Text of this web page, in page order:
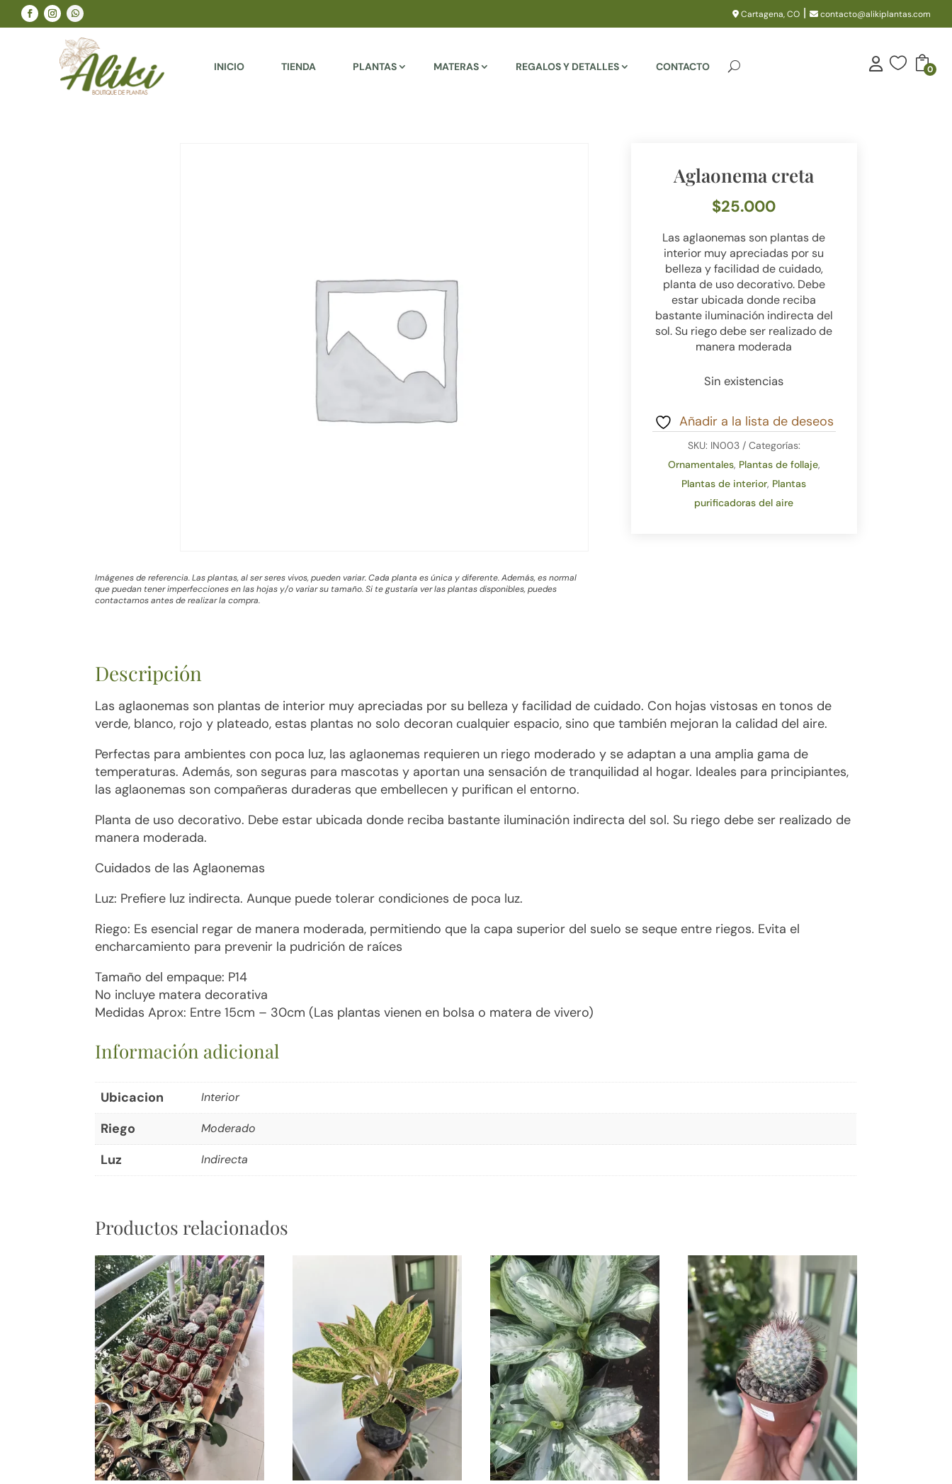
Cartagena, CO | contacto@alikiplantas.com
INICIO TIENDA PLANTAS MATERAS REGALOS Y DETALLES CONTACTO 0

Imágenes de referencia. Las plantas, al ser seres vivos, pueden variar. Cada planta es única y diferente. Además, es normal
que puedan tener imperfecciones en las hojas y/o variar su tamaño. Si te gustaría ver las plantas disponibles, puedes
contactarnos antes de realizar la compra.
Aglaonema creta
$25.000
Las aglaonemas son plantas de
interior muy apreciadas por su
belleza y facilidad de cuidado,
planta de uso decorativo. Debe
estar ubicada donde reciba
bastante iluminación indirecta del
sol. Su riego debe ser realizado de
manera moderada
Sin existencias
Añadir a la lista de deseos
SKU: IN003
Categorías:
Ornamentales, Plantas de follaje,
Plantas de interior, Plantas
purificadoras del aire
Descripción
Las aglaonemas son plantas de interior muy apreciadas por su belleza y facilidad de cuidado. Con hojas vistosas en tonos de
verde, blanco, rojo y plateado, estas plantas no solo decoran cualquier espacio, sino que también mejoran la calidad del aire.
Perfectas para ambientes con poca luz, las aglaonemas requieren un riego moderado y se adaptan a una amplia gama de
temperaturas. Además, son seguras para mascotas y aportan una sensación de tranquilidad al hogar. Ideales para principiantes,
las aglaonemas son compañeras duraderas que embellecen y purifican el entorno.
Planta de uso decorativo. Debe estar ubicada donde reciba bastante iluminación indirecta del sol. Su riego debe ser realizado de
manera moderada.
Cuidados de las Aglaonemas
Luz: Prefiere luz indirecta. Aunque puede tolerar condiciones de poca luz.
Riego: Es esencial regar de manera moderada, permitiendo que la capa superior del suelo se seque entre riegos. Evita el
encharcamiento para prevenir la pudrición de raíces
Tamaño del empaque: P14
No incluye matera decorativa
Medidas Aprox: Entre 15cm – 30cm (Las plantas vienen en bolsa o matera de vivero)
Información adicional
Ubicacion Interior
Riego Moderado
Luz Indirecta
Productos relacionados